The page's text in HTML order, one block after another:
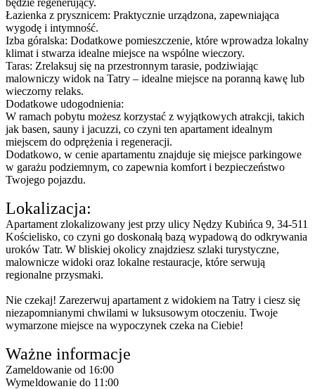
Łazienka z prysznicem: Praktycznie urządzona, zapewniająca
wygodę i intymność.
Izba góralska: Dodatkowe pomieszczenie, które wprowadza lokalny
klimat i stwarza idealne miejsce na wspólne wieczory.
Taras: Zrelaksuj się na przestronnym tarasie, podziwiając
malowniczy widok na Tatry – idealne miejsce na poranną kawę lub
wieczorny relaks.
Dodatkowe udogodnienia:
W ramach pobytu możesz korzystać z wyjątkowych atrakcji, takich
jak basen, sauny i jacuzzi, co czyni ten apartament idealnym
miejscem do odprężenia i regeneracji.
Dodatkowo, w cenie apartamentu znajduje się miejsce parkingowe
w garażu podziemnym, co zapewnia komfort i bezpieczeństwo
Twojego pojazdu.
Lokalizacja:
Apartament zlokalizowany jest przy ulicy Nędzy Kubińca 9, 34-511
Kościelisko, co czyni go doskonałą bazą wypadową do odkrywania
uroków Tatr. W bliskiej okolicy znajdziesz szlaki turystyczne,
malownicze widoki oraz lokalne restauracje, które serwują
regionalne przysmaki.
Nie czekaj! Zarezerwuj apartament z widokiem na Tatry i ciesz się
niezapomnianymi chwilami w luksusowym otoczeniu. Twoje
wymarzone miejsce na wypoczynek czeka na Ciebie!
Ważne informacje
Zameldowanie od 16:00
Wymeldowanie do 11:00